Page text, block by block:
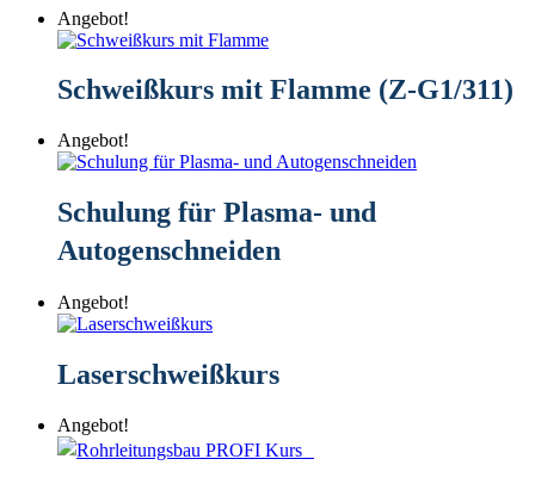
Angebot!
Schweißkurs mit Flamme (Z-G1/311)
Angebot!
Schulung für Plasma- und
Autogenschneiden
Angebot!
Laserschweißkurs
Angebot!